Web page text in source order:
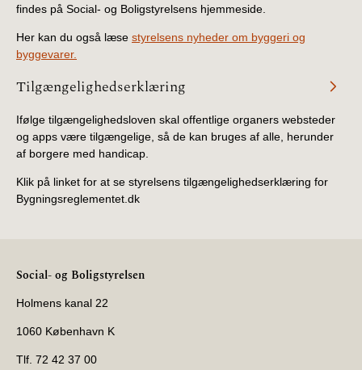
findes på Social- og Boligstyrelsens hjemmeside.
Her kan du også læse styrelsens nyheder om byggeri og
byggevarer.
Tilgængelighedserklæring
Ifølge tilgængelighedsloven skal offentlige organers websteder
og apps være tilgængelige, så de kan bruges af alle, herunder
af borgere med handicap.
Klik på linket for at se styrelsens tilgængelighedserklæring for
Bygningsreglementet.dk
Social- og Boligstyrelsen
Holmens kanal 22
1060 København K
Tlf. 72 42 37 00